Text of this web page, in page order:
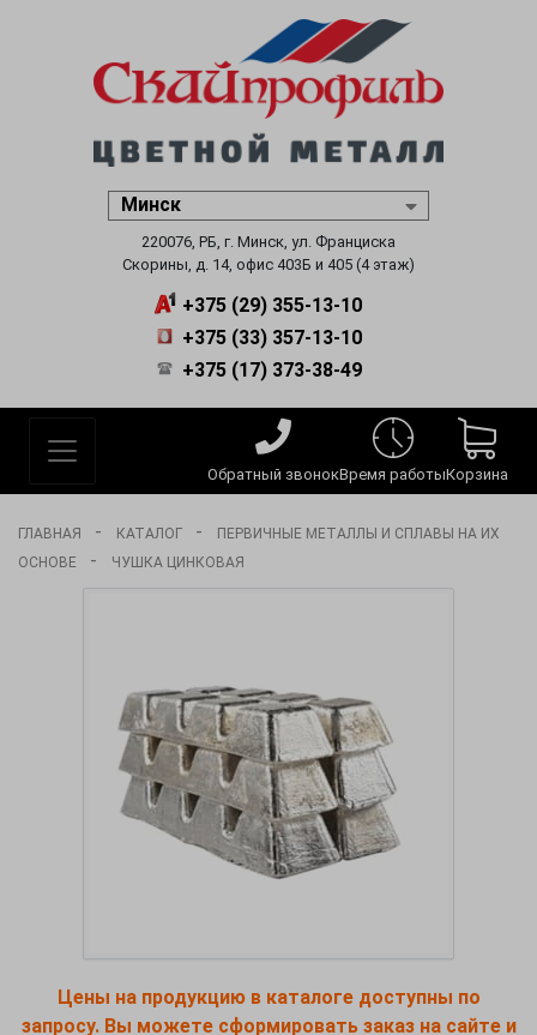
220076, РБ, г. Минск, ул. Франциска
Скорины, д. 14, офис 403Б и 405 (4 этаж)
+375 (29) 355-13-10
+375 (33) 357-13-10
+375 (17) 373-38-49
Обратный звонокВремя работыКорзина
ГЛАВНАЯ - КАТАЛОГ -
ПЕРВИЧНЫЕ МЕТАЛЛЫ И СПЛАВЫ НА ИХ
ОСНОВЕ
- ЧУШКА ЦИНКОВАЯ
Цены на продукцию в каталоге доступны по
запросу. Вы можете сформировать заказ на сайте и